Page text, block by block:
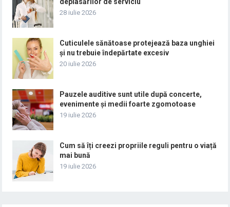
28 iulie 2026
Cuticulele sănătoase protejează baza unghiei
și nu trebuie îndepărtate excesiv
20 iulie 2026
Pauzele auditive sunt utile după concerte,
evenimente și medii foarte zgomotoase
19 iulie 2026
Cum să îți creezi propriile reguli pentru o viață
mai bună
19 iulie 2026